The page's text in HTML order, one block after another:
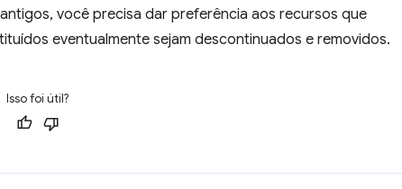
você precisa dar preferência aos recursos que
eventualmente sejam descontinuados e removidos.
Isso foi útil?